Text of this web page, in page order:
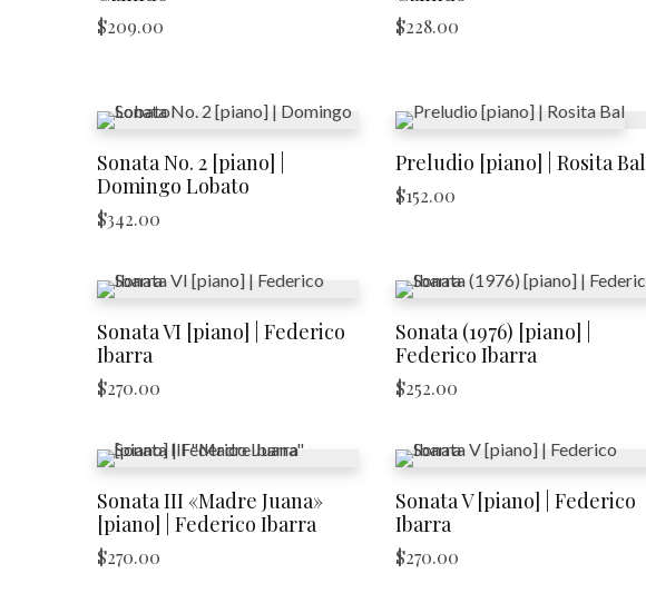
$209.00 $228.00
Sonata No. 2 [piano] |
Domingo Lobato
$342.00
Preludio [piano] | Rosita Bal
$152.00
Sonata VI [piano] | Federico
Ibarra
$270.00
Sonata (1976) [piano] |
Federico Ibarra
$252.00
Sonata III «Madre Juana»
[piano] | Federico Ibarra
$270.00
Sonata V [piano] | Federico
Ibarra
$270.00